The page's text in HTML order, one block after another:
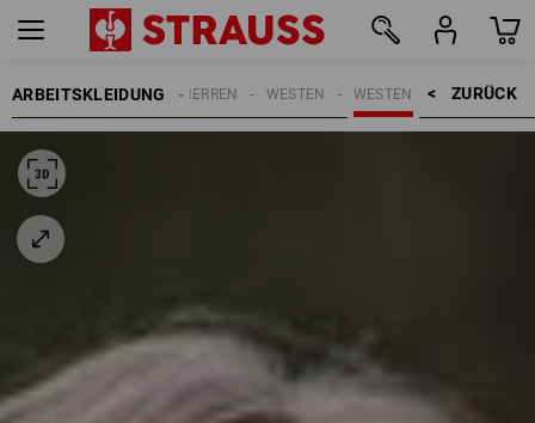
ARBEITSKLEIDUNG ZURÜCK    >
WESTEN
WESTEN
HERREN